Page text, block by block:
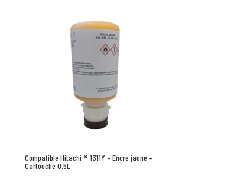
Compatible Hitachi ® 1311Y – Encre jaune –
Cartouche 0.5L